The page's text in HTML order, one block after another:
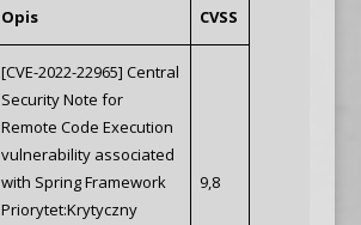
Opis CVSS
[CVE-2022-22965] Central
Security Note for
Remote Code Execution
vulnerability associated
with Spring Framework
Priorytet:Krytyczny
9,8